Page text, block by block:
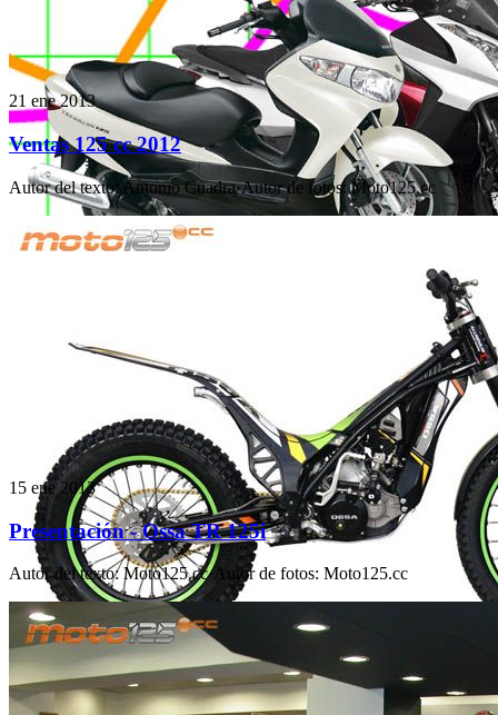
21 ene 2013
Ventas 125 cc 2012
Autor del texto: Antonio Cuadra·Autor de fotos: Moto125.cc
15 ene 2013
Presentación - Ossa TR 125i
Autor del texto: Moto125.cc·Autor de fotos: Moto125.cc